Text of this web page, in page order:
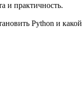
и практичность.
Python и